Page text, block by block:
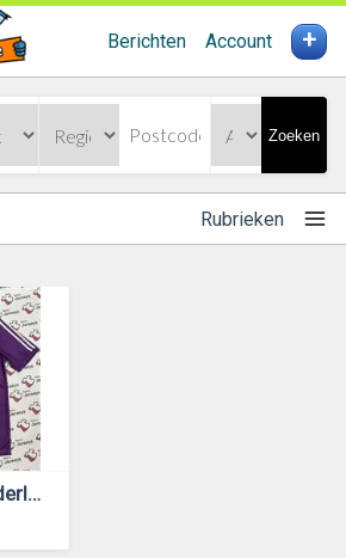
Berichten Account +
Zoeken
Rubrieken
Voetbal shirt Anderlecht REPLICA S t/m XXXL €50